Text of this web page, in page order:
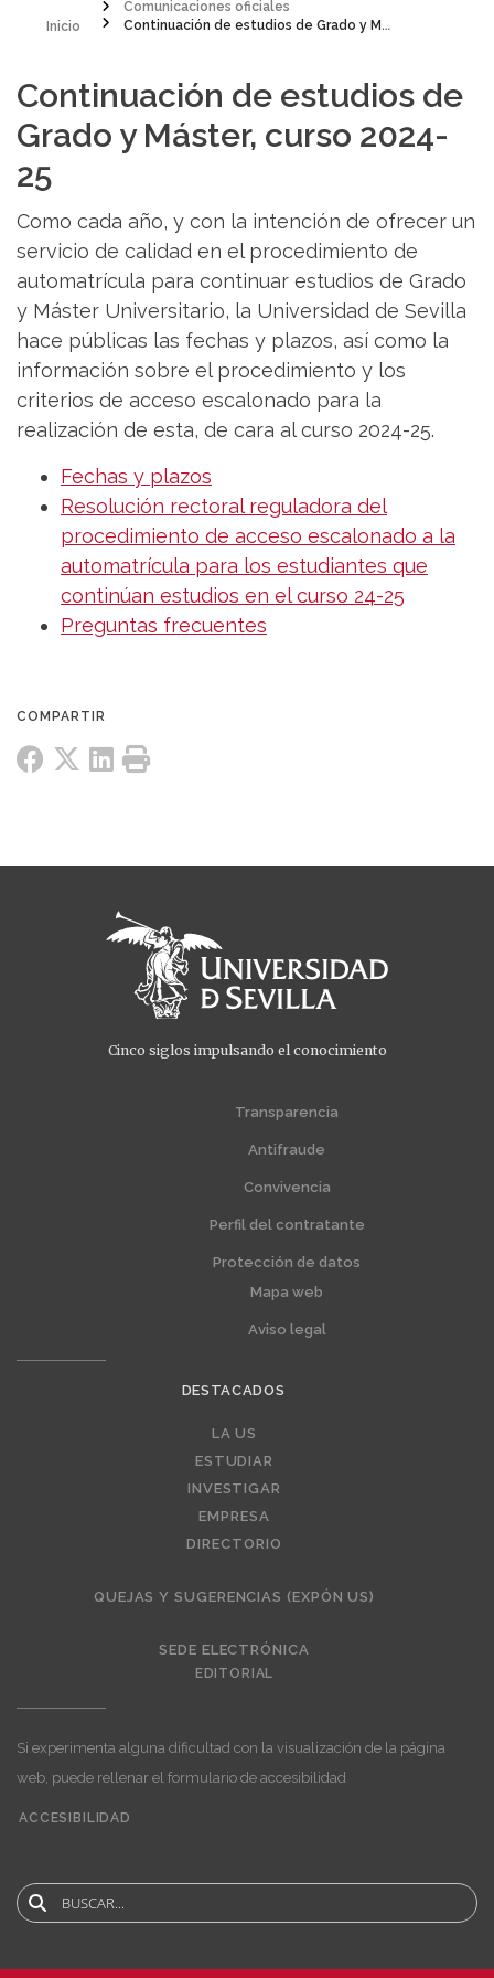
Sobrescribir
enlaces
de
ayuda
a
la
navegación
Comunicaciones oficiales
Continuación de estudios de Grado y Máster, curso 2024-25
Continuación de estudios de
Grado y Máster, curso 2024-
25
Como cada año, y con la intención de ofrecer un
servicio de calidad en el procedimiento de
automatrícula para continuar estudios de Grado
y Máster Universitario, la Universidad de Sevilla
hace públicas las fechas y plazos, así como la
información sobre el procedimiento y los
criterios de acceso escalonado para la
realización de esta, de cara al curso 2024-25.
Fechas y plazos
Resolución rectoral reguladora del
procedimiento de acceso escalonado a la
automatrícula para los estudiantes que
continúan estudios en el curso 24-25
Preguntas frecuentes
Cinco siglos impulsando el conocimiento
Transparencia
Antifraude
Convivencia
Perfil del contratante
Protección de datos
Mapa web
Aviso legal
DESTACADOS
LA US
ESTUDIAR
INVESTIGAR
EMPRESA
DIRECTORIO
QUEJAS Y SUGERENCIAS (EXPÓN US)
SEDE ELECTRÓNICA
EDITORIAL
Si experimenta alguna dificultad con la visualización de la página
web, puede rellenar el formulario de accesibilidad
menu
ACCESIBILIDAD
Buscar